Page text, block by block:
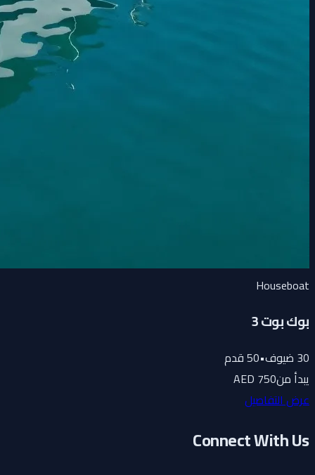
Houseboat
بوك بوت 3
30ضيوف•
50قدم
يبدأ من750 AED
عرض التفاصيل
Connect With Us